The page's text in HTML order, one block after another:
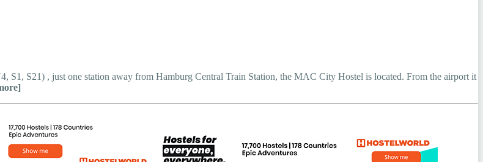
S1, S21) , just one station away from Hamburg Central Train Station, the MAC City Hostel is located. From the airport it